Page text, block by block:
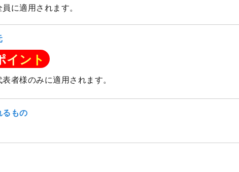
に適用されます。
イント
者様のみに適用されます。
るもの